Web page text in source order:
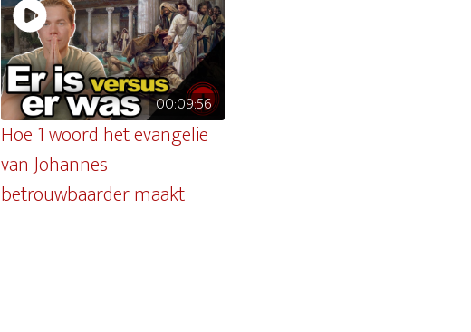
00:09:56
Hoe 1 woord het evangelie
van Johannes
betrouwbaarder maakt